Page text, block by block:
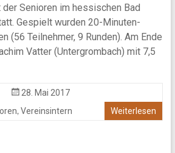
Senioren im hessischen Bad
Gespielt wurden 20-Minuten-
(56 Teilnehmer, 9 Runden). Am Ende
Vatter (Untergrombach) mit 7,5
28. Mai 2017
, Vereinsintern Weiterlesen